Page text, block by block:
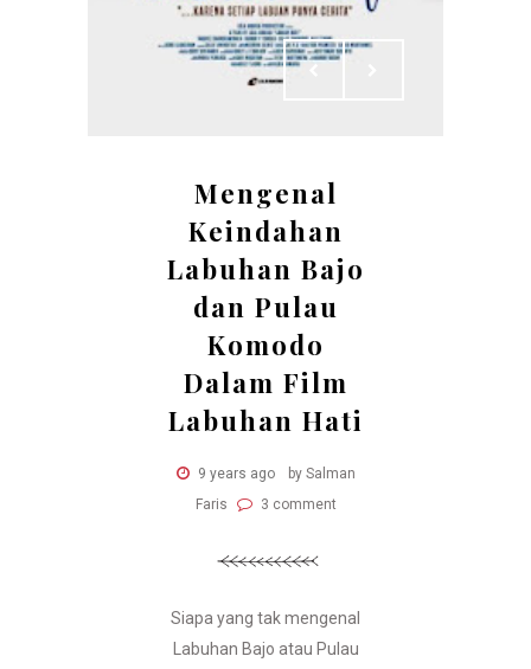
Mengenal
Keindahan
Labuhan Bajo
dan Pulau
Komodo
Dalam Film
Labuhan Hati
9 years ago
by Salman
Faris
3 comment
Siapa yang tak mengenal
Labuhan Bajo atau Pulau